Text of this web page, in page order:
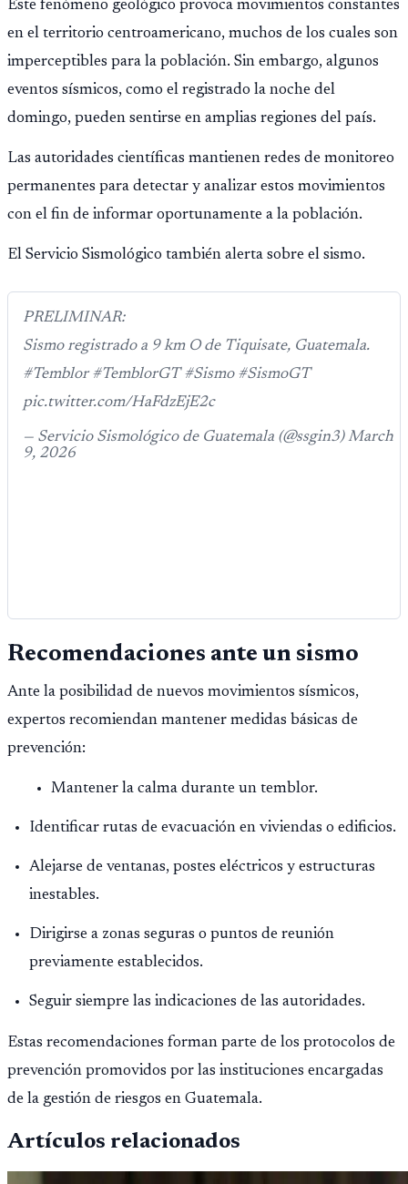
Este fenómeno geológico provoca movimientos constantes
en el territorio centroamericano, muchos de los cuales son
imperceptibles para la población. Sin embargo, algunos
eventos sísmicos, como el registrado la noche del
domingo, pueden sentirse en amplias regiones del país.
Las autoridades científicas mantienen redes de monitoreo
permanentes para detectar y analizar estos movimientos
con el fin de informar oportunamente a la población.
El Servicio Sismológico también alerta sobre el sismo.
PRELIMINAR:
Sismo registrado a 9 km O de Tiquisate, Guatemala.
#Temblor #TemblorGT #Sismo #SismoGT
pic.twitter.com/HaFdzEjE2c
— Servicio Sismológico de Guatemala (@ssgin3) March
9, 2026
Recomendaciones ante un sismo
Ante la posibilidad de nuevos movimientos sísmicos,
expertos recomiendan mantener medidas básicas de
prevención:
Mantener la calma durante un temblor.
Identificar rutas de evacuación en viviendas o edificios.
Alejarse de ventanas, postes eléctricos y estructuras
inestables.
Dirigirse a zonas seguras o puntos de reunión
previamente establecidos.
Seguir siempre las indicaciones de las autoridades.
Estas recomendaciones forman parte de los protocolos de
prevención promovidos por las instituciones encargadas
de la gestión de riesgos en Guatemala.
Artículos relacionados